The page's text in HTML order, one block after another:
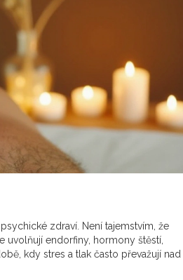
zdraví. Není tajemstvím, že
uvolňují endorfiny, hormony štěstí,
kdy stres a tlak často převažují nad